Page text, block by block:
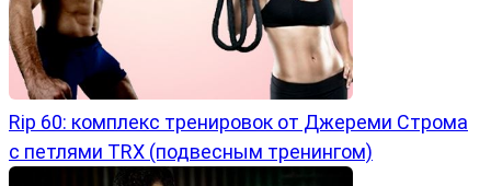
Rip 60: комплекс тренировок от Джереми Строма
с петлями TRX (подвесным тренингом)